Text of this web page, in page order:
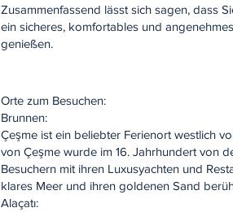
Zusammenfassend lässt sich sagen, dass
ein sicheres, komfortables und
genießen.
Orte zum Besuchen:
Brunnen:
Çeşme ist ein beliebter Ferienort westlich
von Çeşme wurde im 16. Jahrhundert von
Besuchern mit ihren Luxusyachten und
klares Meer und ihren goldenen Sand
Alaçatı: